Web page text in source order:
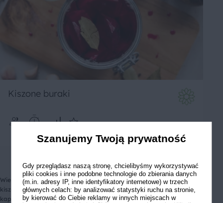
Kiszone buraki
60 min
Wiele mówi się o tym, jak korzystny wpływ na nasze zdrowie mają
kiszonki. Jedną z ciekawych alternatyw dla kiszonych ogórków czy
kapusty są kiszone buraki. Dzięki dużej zawartości kwasu mlekowego,
Szanujemy Twoją prywatność
Gdy przeglądasz naszą stronę, chcielibyśmy wykorzystywać
pliki cookies i inne podobne technologie do zbierania danych
(m.in. adresy IP, inne identyfikatory internetowe) w trzech
głównych celach: by analizować statystyki ruchu na stronie,
by kierować do Ciebie reklamy w innych miejscach w